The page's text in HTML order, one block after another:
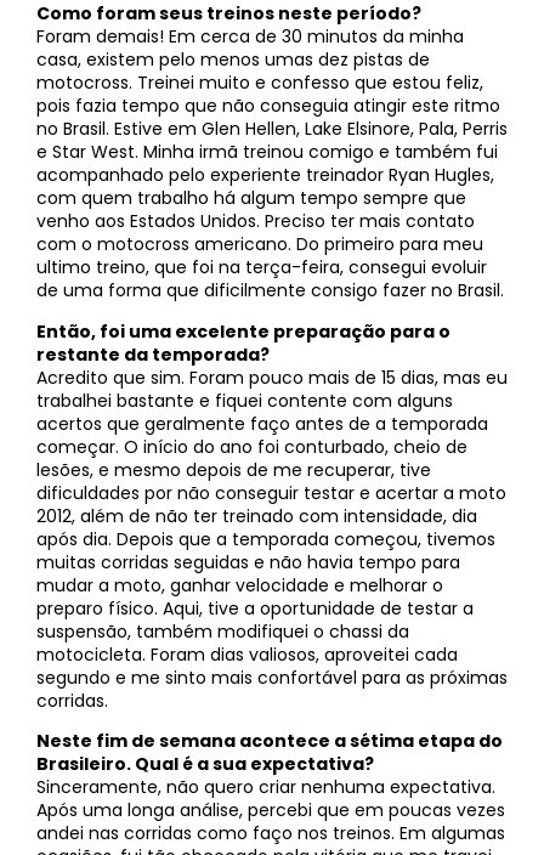
Como foram seus treinos neste período?
Foram demais! Em cerca de 30 minutos da minha
casa, existem pelo menos umas dez pistas de
motocross. Treinei muito e confesso que estou feliz,
pois fazia tempo que não conseguia atingir este ritmo
no Brasil. Estive em Glen Hellen, Lake Elsinore, Pala, Perris
e Star West. Minha irmã treinou comigo e também fui
acompanhado pelo experiente treinador Ryan Hugles,
com quem trabalho há algum tempo sempre que
venho aos Estados Unidos. Preciso ter mais contato
com o motocross americano. Do primeiro para meu
ultimo treino, que foi na terça-feira, consegui evoluir
de uma forma que dificilmente consigo fazer no Brasil.
Então, foi uma excelente preparação para o
restante da temporada?
Acredito que sim. Foram pouco mais de 15 dias, mas eu
trabalhei bastante e fiquei contente com alguns
acertos que geralmente faço antes de a temporada
começar. O início do ano foi conturbado, cheio de
lesões, e mesmo depois de me recuperar, tive
dificuldades por não conseguir testar e acertar a moto
2012, além de não ter treinado com intensidade, dia
após dia. Depois que a temporada começou, tivemos
muitas corridas seguidas e não havia tempo para
mudar a moto, ganhar velocidade e melhorar o
preparo físico. Aqui, tive a oportunidade de testar a
suspensão, também modifiquei o chassi da
motocicleta. Foram dias valiosos, aproveitei cada
segundo e me sinto mais confortável para as próximas
corridas.
Neste fim de semana acontece a sétima etapa do
Brasileiro. Qual é a sua expectativa?
Sinceramente, não quero criar nenhuma expectativa.
Após uma longa análise, percebi que em poucas vezes
andei nas corridas como faço nos treinos. Em algumas